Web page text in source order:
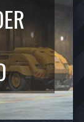
v
g
a
t
i
o
n